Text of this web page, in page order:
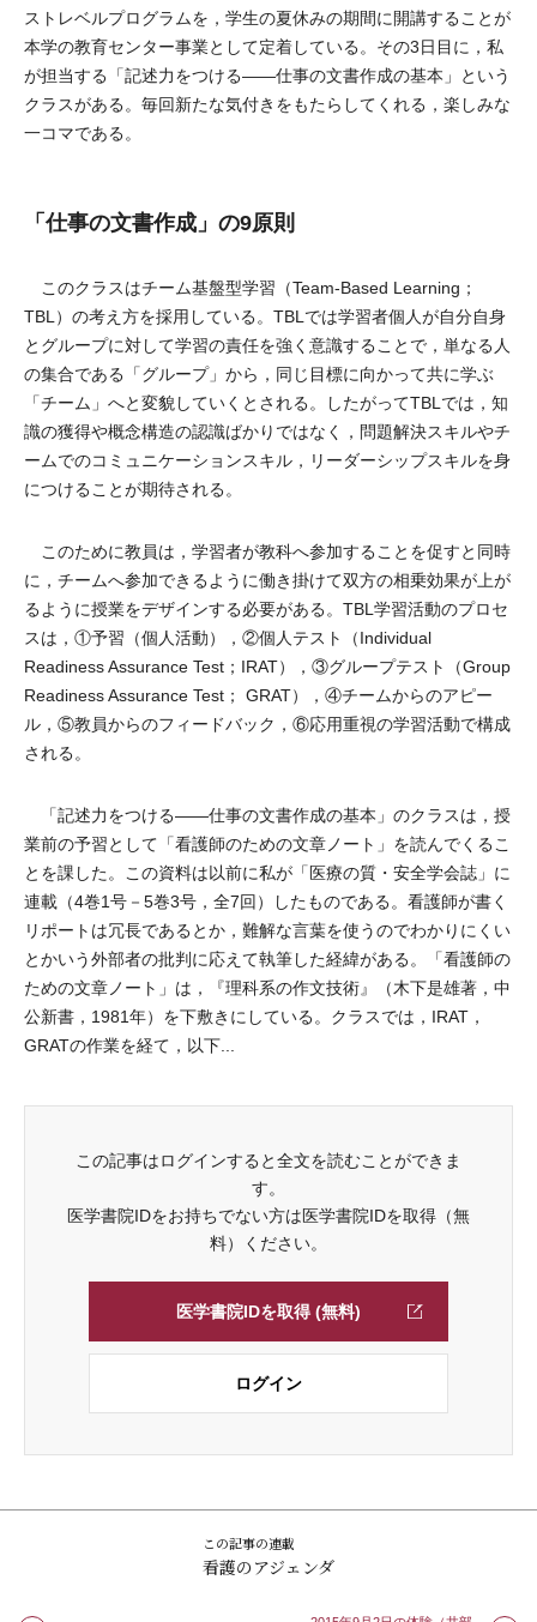
ストレベルプログラムを，学生の夏休みの期間に開講することが
本学の教育センター事業として定着している。その3日目に，私
が担当する「記述力をつける――仕事の文書作成の基本」という
クラスがある。毎回新たな気付きをもたらしてくれる，楽しみな
一コマである。
「仕事の文書作成」の9原則
このクラスはチーム基盤型学習（Team-Based Learning；
TBL）の考え方を採用している。TBLでは学習者個人が自分自身
とグループに対して学習の責任を強く意識することで，単なる人
の集合である「グループ」から，同じ目標に向かって共に学ぶ
「チーム」へと変貌していくとされる。したがってTBLでは，知
識の獲得や概念構造の認識ばかりではなく，問題解決スキルやチ
ームでのコミュニケーションスキル，リーダーシップスキルを身
につけることが期待される。
このために教員は，学習者が教科へ参加することを促すと同時
に，チームへ参加できるように働き掛けて双方の相乗効果が上が
るように授業をデザインする必要がある。TBL学習活動のプロセ
スは，①予習（個人活動），②個人テスト（Individual
Readiness Assurance Test；IRAT），③グループテスト（Group
Readiness Assurance Test； GRAT），④チームからのアピー
ル，⑤教員からのフィードバック，⑥応用重視の学習活動で構成
される。
「記述力をつける――仕事の文書作成の基本」のクラスは，授
業前の予習として「看護師のための文章ノート」を読んでくるこ
とを課した。この資料は以前に私が「医療の質・安全学会誌」に
連載（4巻1号－5巻3号，全7回）したものである。看護師が書く
リポートは冗長であるとか，難解な言葉を使うのでわかりにくい
とかいう外部者の批判に応えて執筆した経緯がある。「看護師の
ための文章ノート」は，『理科系の作文技術』（木下是雄著，中
公新書，1981年）を下敷きにしている。クラスでは，IRAT，
GRATの作業を経て，以下...
この記事はログインすると全文を読むことができま
す。
医学書院IDをお持ちでない方は医学書院IDを取得（無
料）ください。
医学書院IDを取得 (無料)
ログイン
この記事の連載
看護のアジェンダ